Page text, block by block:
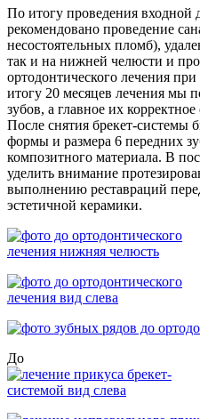
По итогу проведения входной
рекомендовано проведение
несостоятельных пломб),
так и на нижней челюсти и
ортодонтического лечения
итогу 20 месяцев лечения мы
зубов, а главное их
После снятия брекет-системы
формы и размера 6 передних
композитного материала. В
уделить внимание
выполнению реставраций
эстетичной керамики.
До